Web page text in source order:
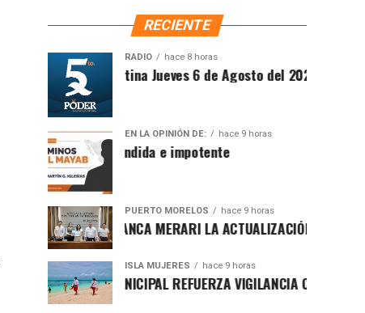
RECIENTE
RADIO hace 8 horas
Síntesis Matutina Jueves 6 de Agosto del 2026
EN LA OPINIÓN DE: hace 9 horas
Sociedad ofendida e impotente
PUERTO MORELOS hace 9 horas
PRESENTA BLANCA MERARI LA ACTUALIZACIÓN DEL ATLAS DE
ISLA MUJERES hace 9 horas
GOBIERNO MUNICIPAL REFUERZA VIGILANCIA CON